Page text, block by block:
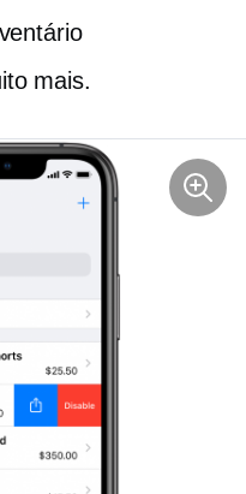
mais.